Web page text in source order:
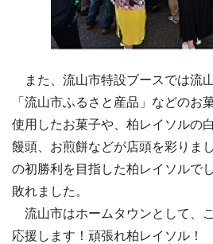
また、流山市特設ブースでは流
「流山市ふるさと産品」などのお
使用したお菓子や、柏レイソルの
饅頭、お煎餅などが店頭を彩りま
の初勝利を目指した柏レイソルで
敗れました。
流山市はホームタウンとして、
応援します！頑張れ柏レイソル！